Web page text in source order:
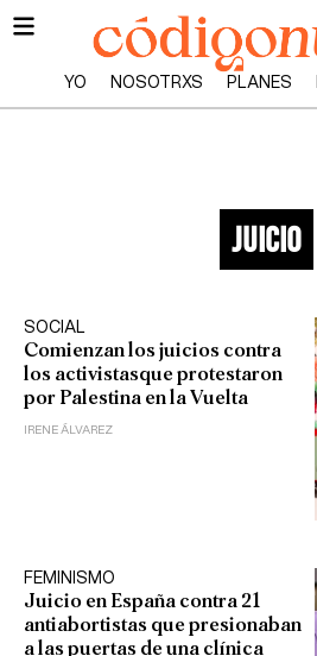
YO NOSOTRXS PLANES
juicio
SOCIAL
Comienzan los juicios contra
los activistasque protestaron
por Palestina en la Vuelta
IRENE ÁLVAREZ
FEMINISMO
Juicio en España contra 21
antiabortistas que presionaban
a las puertas de una clínica